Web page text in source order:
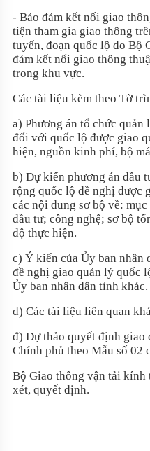
- Bảo đảm kết nối giao
tiện tham gia giao thông
tuyến, đoạn quốc lộ do Bộ
đảm kết nối giao thông
trong khu vực.
Các tài liệu kèm theo Tờ
a) Phương án tổ chức
đối với quốc lộ được giao
hiện, nguồn kinh phí, bộ
b) Dự kiến phương án đầu
rộng quốc lộ đề nghị được
các nội dung sơ bộ về:
đầu tư; công nghệ; sơ bộ
độ thực hiện.
c) Ý kiến của Ủy ban nhân
đề nghị giao quản lý quốc
Ủy ban nhân dân tỉnh khác.
d) Các tài liệu liên quan
đ) Dự thảo quyết định giao
Chính phủ theo Mẫu số 02
Bộ Giao thông vận tải
xét, quyết định.